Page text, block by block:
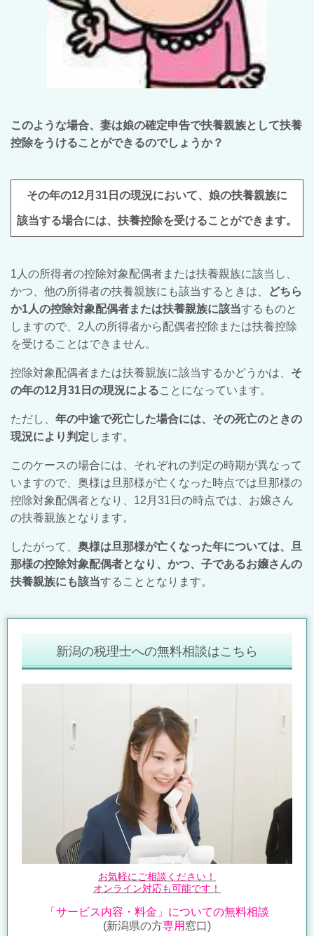
このような場合、妻は娘の確定申告で扶養親族として扶養
控除をうけることができるのでしょうか？
その年の12月31日の現況において、娘の扶養親族に
該当する場合には、扶養控除を受けることができます。
1人の所得者の控除対象配偶者または扶養親族に該当し、
かつ、他の所得者の扶養親族にも該当するときは、
どちら
か1人の控除対象配偶者または扶養親族に該当するものと
しますので、2人の所得者から配偶者控除または扶養控除
を受けることはできません。
控除対象配偶者または扶養親族に該当するかどうかは、 そ
の年の12月31日の現況によることになっています。
ただし、 年の中途で死亡した場合には、その死亡のときの
現況により判定 します。
このケースの場合には、それぞれの判定の時期が異なって
いますので、奥様は旦那様が亡くなった時点では旦那様の
控除対象配偶者となり、12月31日の時点では、お嬢さん
の扶養親族となります。
したがって、 奥様は旦那様が亡くなった年については、旦
那様の控除対象配偶者となり、かつ、子であるお嬢さんの
扶養親族にも該当することとなります。
新潟の税理士への無料相談はこちら
お気軽にご相談ください！
オンライン対応も可能です！
「サービス内容・料金」についての無料相談
(新潟県の方専用 窓口)